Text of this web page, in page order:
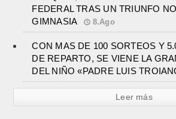
FEDERAL TRAS UN TRIUNFO
GIMNASIA
8.Ago
CON MAS DE 100 SORTEOS Y
DE REPARTO, SE VIENE LA
DEL NIÑO «PADRE LUIS
Leer más